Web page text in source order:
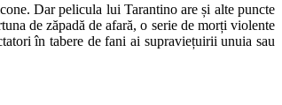
Dar pelicula lui Tarantino are și alte puncte
de zăpadă de afară, o serie de morți violente
în tabere de fani ai supraviețuirii unuia sau